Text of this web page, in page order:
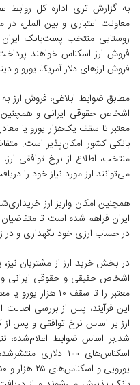
به گزارش تری اداره کل روابط
روستایی منتخب پست‌بانک
فروش ارز اسکناس خواهند
فروش ارزهای دلار آمریکا، یورو و
اشخاص حقوقی ایرانی و همچنین
بانکی کشور امکان‌پذیر است.
منتخب، اطلاع از نرخ توافقی
می‌توانند ارز مورد نیاز خود را
همچنین امکان واریز ارز
ایران فراهم شده است تا
در حساب ارزی خود نگهداری و در
در بخش خرید ارز از مشتریان
اشخاص حقیقی و حقوقی ایرانی
معتبر را تا سقف
این فرآیند، پس از بررسی اصالت
ارز بر اساس نرخ توافقی و پس
شد.بر اساس ضوابط اعلام‌شده،